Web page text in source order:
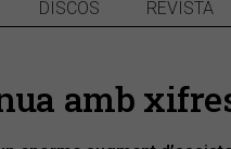
DISCOS REVISTA
amb